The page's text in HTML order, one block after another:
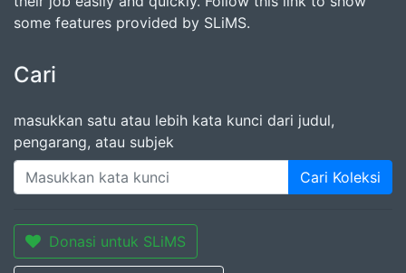
some features provided by SLiMS.
Cari
masukkan satu atau lebih kata kunci dari judul,
pengarang, atau subjek
Cari Koleksi
Donasi untuk SLiMS